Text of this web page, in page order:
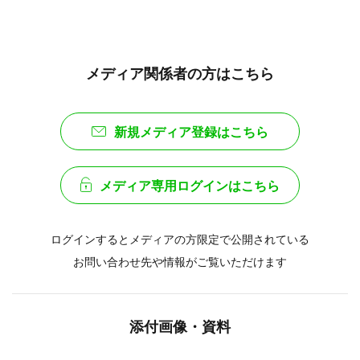
メディア関係者の方はこちら
新規メディア登録はこちら
メディア専用ログインはこちら
ログインするとメディアの方限定で公開されている
お問い合わせ先や情報がご覧いただけます
添付画像・資料